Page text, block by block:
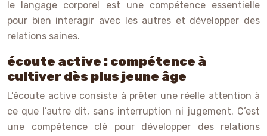
le langage corporel est une compétence essentielle
pour bien interagir avec les autres et développer des
relations saines.
écoute active : compétence à
cultiver dès plus jeune âge
L’écoute active consiste à prêter une réelle attention à
ce que l’autre dit, sans interruption ni jugement. C’est
une compétence clé pour développer des relations